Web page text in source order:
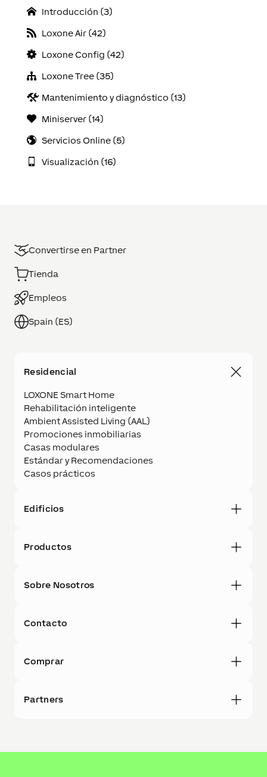
Introducción (3)
Loxone Air (42)
Loxone Config (42)
Loxone Tree (35)
Mantenimiento y diagnóstico (13)
Miniserver (14)
Servicios Online (5)
Visualización (16)
Convertirse en Partner
Tienda
Empleos
Spain (ES)
Residencial
LOXONE Smart Home
Rehabilitación inteligente
Ambient Assisted Living (AAL)
Promociones inmobiliarias
Casas modulares
Estándar y Recomendaciones
Casos prácticos
Edificios
Productos
Sobre Nosotros
Contacto
Comprar
Partners